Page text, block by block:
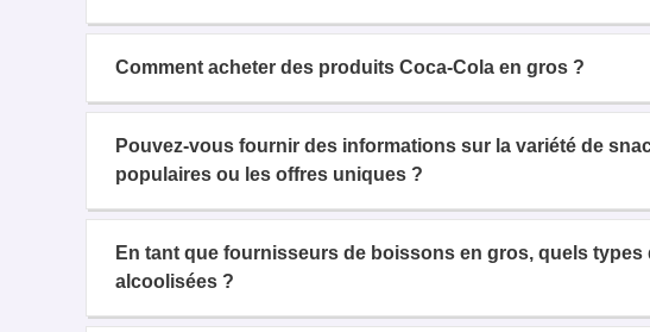
Comment acheter des produits Coca-Cola en gros ?
Pouvez-vous fournir des informations sur la variété de
populaires ou les offres uniques ?
En tant que fournisseurs de boissons en gros, quels
alcoolisées ?